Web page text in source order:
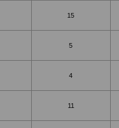
15
5
4
11